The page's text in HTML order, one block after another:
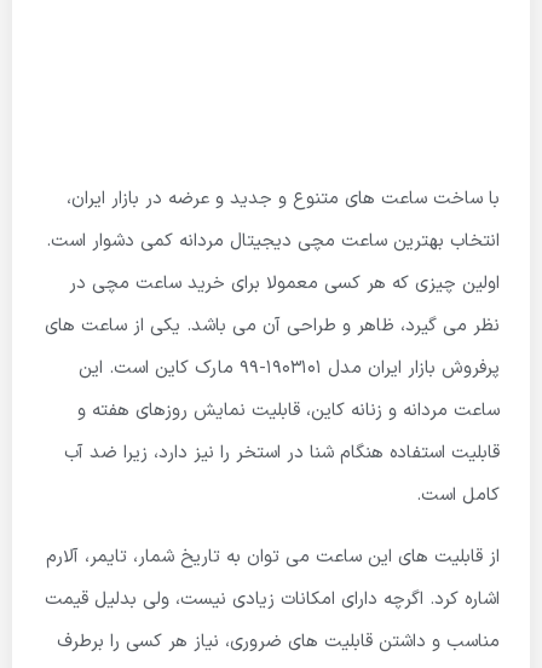
با ساخت ساعت های متنوع و جدید و عرضه در بازار ایران،
انتخاب بهترین ساعت مچی دیجیتال مردانه کمی دشوار است.
اولین چیزی که هر کسی معمولا برای خرید ساعت مچی در
نظر می گیرد، ظاهر و طراحی آن می باشد. یکی از ساعت های
پرفروش بازار ایران مدل 1903101-99 مارک کاین است. این
ساعت مردانه و زنانه کاین، قابلیت نمایش روزهای هفته و
قابلیت استفاده هنگام شنا در استخر را نیز دارد، زیرا ضد آب
کامل است.
از قابلیت های این ساعت می توان به تاریخ شمار، تایمر، آلارم
اشاره کرد. اگرچه دارای امکانات زیادی نیست، ولی بدلیل قیمت
مناسب و داشتن قابلیت های ضروری، نیاز هر کسی را برطرف